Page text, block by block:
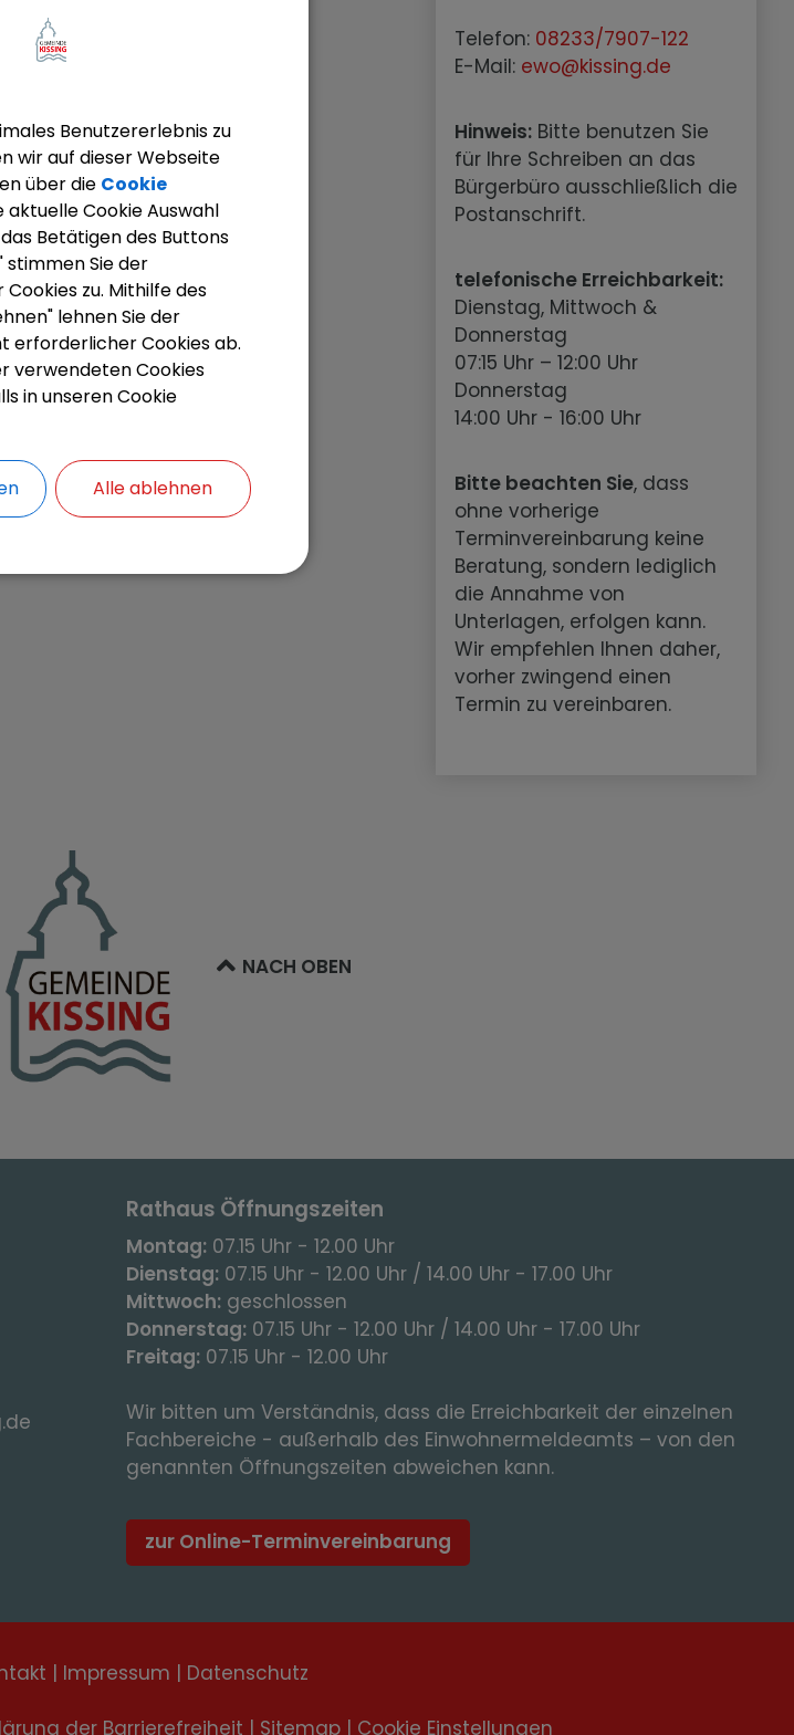
Telefon: 08233/7907-122
E-Mail: ewo@kissing.de
Hinweis:Bitte benutzen Sie
für Ihre Schreiben an das
Bürgerbüro ausschließlich die
Postanschrift.
telefonische Erreichbarkeit:
Dienstag, Mittwoch &
Donnerstag
07:15 Uhr – 12:00 Uhr
Donnerstag
14:00 Uhr - 16:00 Uhr
Bitte beachten Sie, dass
ohne vorherige
Terminvereinbarung keine
Beratung, sondern lediglich
die Annahme von
Unterlagen, erfolgen kann.
Wir empfehlen Ihnen daher,
vorher zwingend einen
Termin zu vereinbaren.
NACH OBEN
Rathaus Öffnungszeiten
Montag: 07.15 Uhr - 12.00 Uhr
Dienstag: 07.15 Uhr - 12.00 Uhr / 14.00 Uhr - 17.00 Uhr
Mittwoch: geschlossen
Donnerstag: 07.15 Uhr - 12.00 Uhr / 14.00 Uhr - 17.00 Uhr
Freitag: 07.15 Uhr - 12.00 Uhr
Wir bitten um Verständnis, dass die Erreichbarkeit der einzelnen
Fachbereiche - außerhalb des Einwohnermeldeamts – von den
genannten Öffnungszeiten abweichen kann.
zur Online-Terminvereinbarung
| Impressum | Datenschutz
der Barrierefreiheit | Sitemap | Cookie Einstellungen
Benutzererlebnis zu
wir auf dieser Webseite
über die Cookie
aktuelle Cookie Auswahl
Betätigen des Buttons
stimmen Sie der
zu. Mithilfe des
lehnen Sie der
erforderlicher Cookies ab.
verwendeten Cookies
in unseren Cookie
Alle ablehnen